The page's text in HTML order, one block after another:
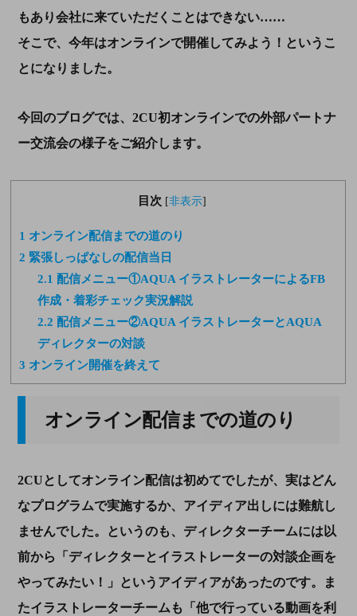
もあり会社に来ていただくことはできない……
そこで、今年はオンラインで開催してみよう！というこ
とになりました。
今回のブログでは、2CU初オンラインでの外部パートナ
ー交流会の様子をご紹介します。
目次 [非表示]
1 オンライン配信までの道のり
2 緊張しっぱなしの配信当日
2.1 配信メニュー①AQUA イラストレーターによるFB
作成・着彩チェック実況解説
2.2 配信メニュー②AQUA イラストレーターとAQUA
ディレクターの対談
3 オンライン開催を終えて
オンライン配信までの道のり
2CUとしてオンライン配信は初めてでしたが、実はどん
なプログラムで実施するか、アイディア出しには難航し
ませんでした。というのも、ディレクターチームには以
前から「ディレクターとイラストレーターの対談企画を
やってみたい！」というアイディアがあったのです。ま
たイラストレーターチームも「他で行っている動画を利